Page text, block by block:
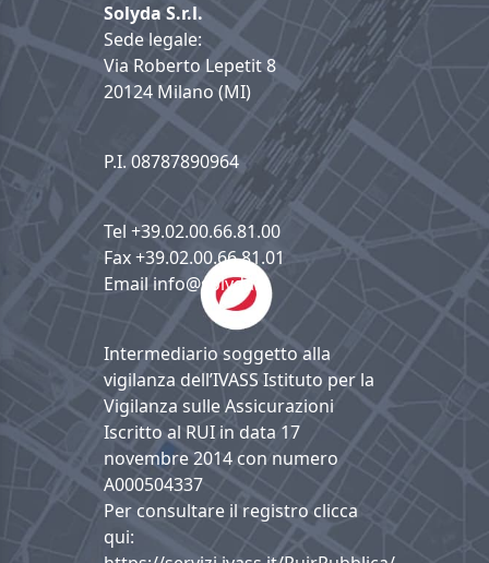
Solyda S.r.l.
Sede legale:
Via Roberto Lepetit 8
20124 Milano (MI)
P.I. 08787890964
Tel +39.02.00.66.81.00
Fax +39.02.00.66.81.01
Email info@solyda.it
Intermediario soggetto alla
vigilanza dell’IVASS Istituto per la
Vigilanza sulle Assicurazioni
Iscritto al RUI in data 17
novembre 2014 con numero
A000504337
Per consultare il registro clicca
qui: